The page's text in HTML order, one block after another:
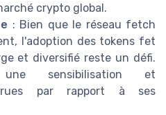
crypto global.
: Bien que le réseau fetch
l'adoption des tokens fet
et diversifié reste un défi.
sensibilisation et
par rapport à ses